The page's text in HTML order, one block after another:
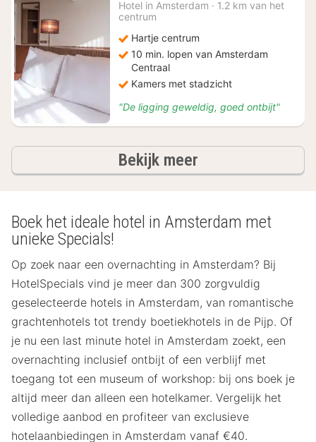
vanaf
151,20
Hotel in Amsterdam · 1.2 km van het
centrum
Hartje centrum
10 min. lopen van Amsterdam
Centraal
Kamers met stadzicht
"De ligging geweldig, goed ontbijt"
Bekijk meerhotels
Boek het ideale hotel in Amsterdam met
unieke Specials!
Op zoek naar een overnachting in Amsterdam? Bij
HotelSpecials vind je meer dan 300 zorgvuldig
geselecteerde hotels in Amsterdam, van romantische
grachtenhotels tot trendy boetiekhotels in de Pijp. Of
je nu een last minute hotel in Amsterdam zoekt, een
overnachting inclusief ontbijt of een verblijf met
toegang tot een museum of workshop: bij ons boek je
altijd meer dan alleen een hotelkamer. Vergelijk het
volledige aanbod en profiteer van exclusieve
hotelaanbiedingen in Amsterdam vanaf €40.